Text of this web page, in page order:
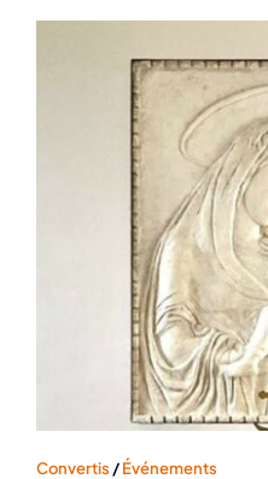
Convertis /Événements